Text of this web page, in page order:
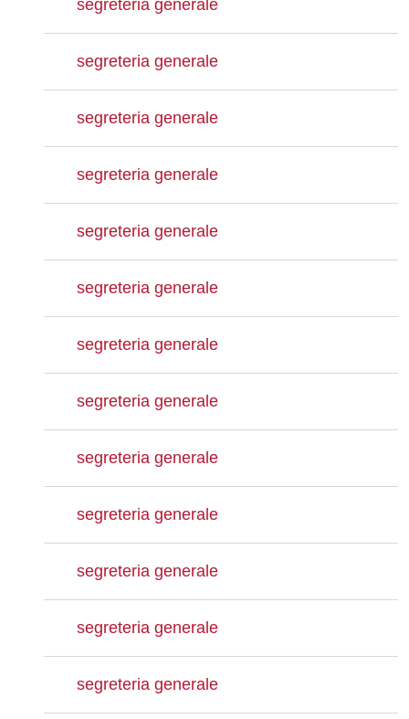
segreteria generale
segreteria generale
segreteria generale
segreteria generale
segreteria generale
segreteria generale
segreteria generale
segreteria generale
segreteria generale
segreteria generale
segreteria generale
segreteria generale
segreteria generale